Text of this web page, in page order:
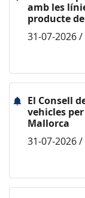
amb les
producte
31-07-2026 /
El Consell
vehicles
Mallorca
31-07-2026 /